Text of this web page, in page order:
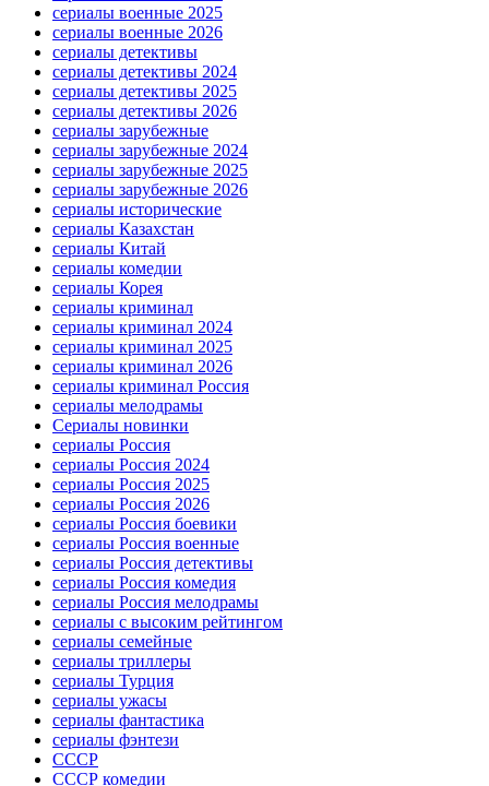
сериалы военные 2025
сериалы военные 2026
сериалы детективы
сериалы детективы 2024
сериалы детективы 2025
сериалы детективы 2026
сериалы зарубежные
сериалы зарубежные 2024
сериалы зарубежные 2025
сериалы зарубежные 2026
сериалы исторические
сериалы Казахстан
сериалы Китай
сериалы комедии
сериалы Корея
сериалы криминал
сериалы криминал 2024
сериалы криминал 2025
сериалы криминал 2026
сериалы криминал Россия
сериалы мелодрамы
Сериалы новинки
сериалы Россия
сериалы Россия 2024
сериалы Россия 2025
сериалы Россия 2026
сериалы Россия боевики
сериалы Россия военные
сериалы Россия детективы
сериалы Россия комедия
сериалы Россия мелодрамы
сериалы с высоким рейтингом
сериалы семейные
сериалы триллеры
сериалы Турция
сериалы ужасы
сериалы фантастика
сериалы фэнтези
СССР
СССР комедии